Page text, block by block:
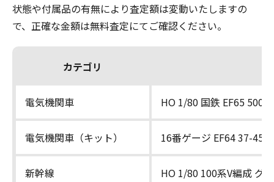
状態や付属品の有無により査定額は変動いたしますの
で、正確な金額は無料査定にてご確認ください。
カテゴリ
電気機関車 HO 1/80 国鉄 EF65 500
電気機関車（キット） 16番ゲージ EF64 37-45
新幹線 HO 1/80 100系V編成 グ